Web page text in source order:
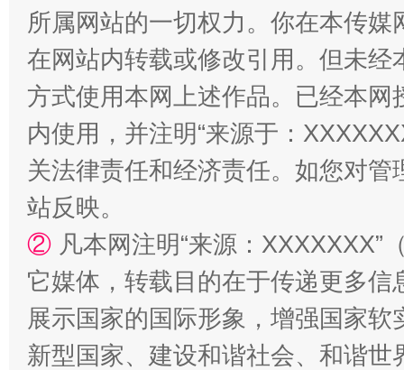
漫山遍野的桃花与雪山、麦地、白藏房 除
所属网站的一切权力。你在本传
在网站内转载或修改引用。但未
方式使用本网上述作品。已经本
内使用，并注明“来源于：
关法律责任和经济责任。如您对
站反映。
② 凡本网注明“来源：
它媒体，转载目的在于传递更多
展示国家的国际形象，增强国家
新型国家、建设和谐社会、和谐